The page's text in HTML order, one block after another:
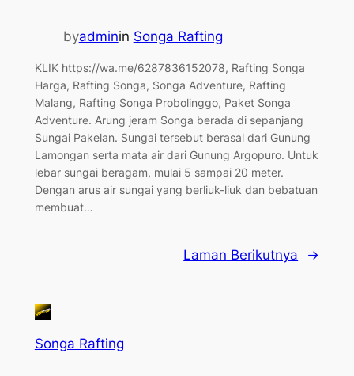
byadminin Songa Rafting
KLIK https://wa.me/6287836152078, Rafting Songa
Harga, Rafting Songa, Songa Adventure, Rafting
Malang, Rafting Songa Probolinggo, Paket Songa
Adventure. Arung jeram Songa berada di sepanjang
Sungai Pakelan. Sungai tersebut berasal dari Gunung
Lamongan serta mata air dari Gunung Argopuro. Untuk
lebar sungai beragam, mulai 5 sampai 20 meter.
Dengan arus air sungai yang berliuk-liuk dan bebatuan
membuat…
Laman Berikutnya →
Songa Rafting